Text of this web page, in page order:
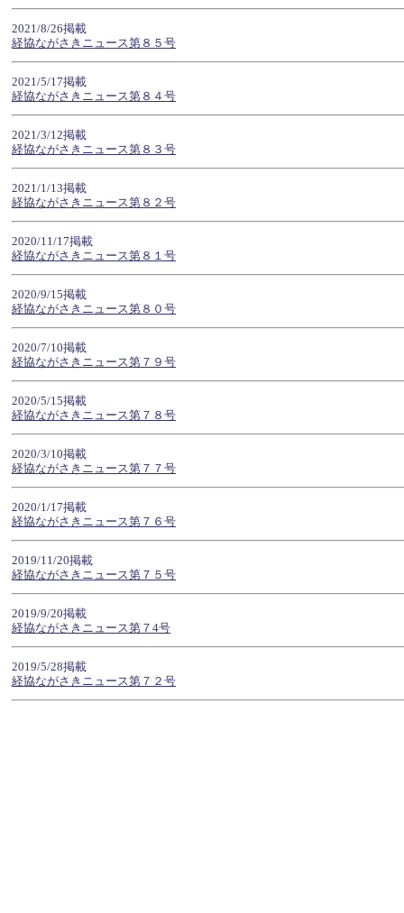
2021/8/26掲載
経協ながさきニュース第８５号
2021/5/17掲載
経協ながさきニュース第８４号
2021/3/12掲載
経協ながさきニュース第８３号
2021/1/13掲載
経協ながさきニュース第８２号
2020/11/17掲載
経協ながさきニュース第８１号
2020/9/15掲載
経協ながさきニュース第８０号
2020/7/10掲載
経協ながさきニュース第７９号
2020/5/15掲載
経協ながさきニュース第７８号
2020/3/10掲載
経協ながさきニュース第７７号
2020/1/17掲載
経協ながさきニュース第７６号
2019/11/20掲載
経協ながさきニュース第７５号
2019/9/20掲載
経協ながさきニュース第７4号
2019/5/28掲載
経協ながさきニュース第７２号